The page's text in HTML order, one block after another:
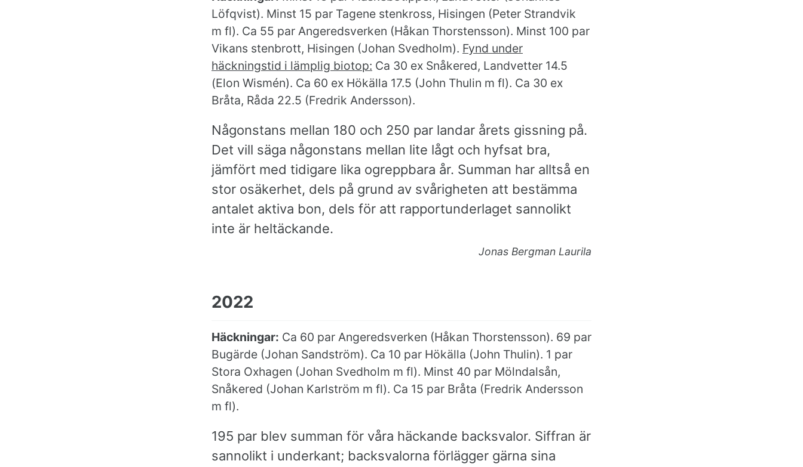
Löfqvist). Minst 15 par Tagene stenkross, Hisingen (Peter Strandvik
m fl). Ca 55 par Angeredsverken (Håkan Thorstensson). Minst 100 par
Vikans stenbrott, Hisingen (Johan Svedholm). Fynd under
häckningstid i lämplig biotop: Ca 30 ex Snåkered, Landvetter 14.5
(Elon Wismén). Ca 60 ex Hökälla 17.5 (John Thulin m fl). Ca 30 ex
Bråta, Råda 22.5 (Fredrik Andersson).
Någonstans mellan 180 och 250 par landar årets gissning på.
Det vill säga någonstans mellan lite lågt och hyfsat bra,
jämfört med tidigare lika ogreppbara år. Summan har alltså en
stor osäkerhet, dels på grund av svårigheten att bestämma
antalet aktiva bon, dels för att rapportunderlaget sannolikt
inte är heltäckande.
Jonas Bergman Laurila
2022
Häckningar: Ca 60 par Angeredsverken (Håkan Thorstensson). 69 par
Bugärde (Johan Sandström). Ca 10 par Hökälla (John Thulin). 1 par
Stora Oxhagen (Johan Svedholm m fl). Minst 40 par Mölndalsån,
Snåkered (Johan Karlström m fl). Ca 15 par Bråta (Fredrik Andersson
m fl).
195 par blev summan för våra häckande backsvalor. Siffran är
sannolikt i underkant; backsvalorna förlägger gärna sina